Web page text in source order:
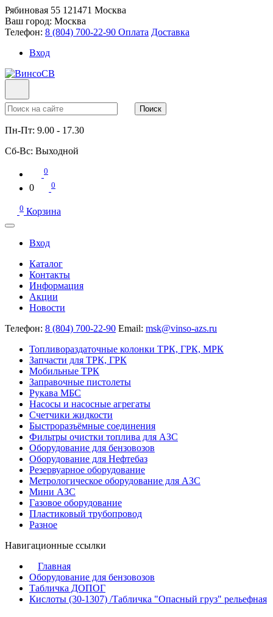
Рябиновая 55 121471 Москва
Ваш город: Москва
Телефон: 8 (804) 700-22-90 Оплата Доставка
Вход
Поиск
Пн-Пт: 9.00 - 17.30
Сб-Вс: Выходной
0
0 0
0 Корзина
Вход
Каталог
Контакты
Информация
Акции
Новости
Телефон: 8 (804) 700-22-90 Email: msk@vinso-azs.ru
Топливораздаточные колонки ТРК, ГРК, МРК
Запчасти для ТРК, ГРК
Мобильные ТРК
Заправочные пистолеты
Рукава МБС
Насосы и насосные агрегаты
Счетчики жидкости
Быстроразъёмные соединения
Фильтры очистки топлива для АЗС
Оборудование для бензовозов
Оборудование для Нефтебаз
Резервуарное оборудование
Метрологическое оборудование для АЗС
Мини АЗС
Газовое оборудование
Пластиковый трубопровод
Разное
Навигационные ссылки
Главная
Оборудование для бензовозов
Табличка ДОПОГ
Кислоты (30-1307) /Табличка "Опасный груз" рельефная